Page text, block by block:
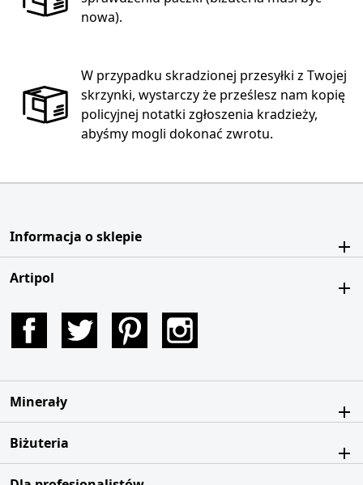
nowa).
W przypadku skradzionej przesyłki z Twojej
skrzynki, wystarczy że prześlesz nam kopię
policyjnej notatki zgłoszenia kradzieży,
abyśmy mogli dokonać zwrotu.
Informacja o sklepie
Artipol
Facebook Twitter Pinterest
Minerały
Biżuteria